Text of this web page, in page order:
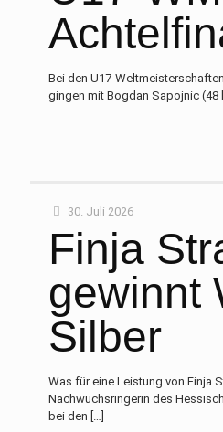
Bei den U17-
gingen mit Bogdan Sapojnic (48
30. Juli 2026
Finja
gewinnt
Silber
Was für eine Leistung von Finja
Nachwuchsringerin des
bei den […]